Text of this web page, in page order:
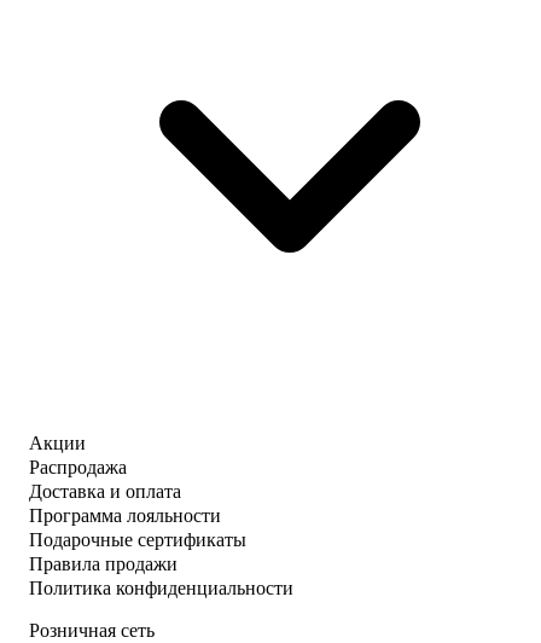
Акции
Распродажа
Доставка и оплата
Программа лояльности
Подарочные сертификаты
Правила продажи
Политика конфиденциальности
Розничная сеть